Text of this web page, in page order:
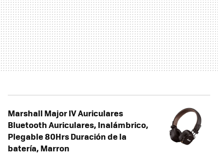
Marshall Major IV Auriculares
Bluetooth Auriculares, Inalámbrico,
Plegable 80Hrs Duración de la
batería, Marron